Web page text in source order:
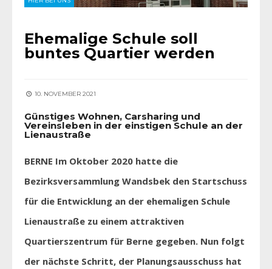
Ehemalige Schule soll
buntes Quartier werden
10. NOVEMBER 2021
Günstiges Wohnen, Carsharing und
Vereinsleben in der einstigen Schule an der
Lienaustraße
BERNE Im Oktober 2020 hatte die
Bezirksversammlung Wandsbek den Startschuss
für die Entwicklung an der ehemaligen Schule
Lienaustraße zu einem attraktiven
Quartierszentrum für Berne gegeben. Nun folgt
der nächste Schritt, der Planungsausschuss hat